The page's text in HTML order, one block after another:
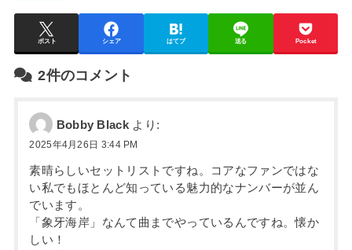
ポスト シェア はてブ 送る Pocket
2件のコメント
Bobby Black より:
2025年4月26日 3:44 PM
素晴らしいセットリストですね。コアなファンではな
い私でもほとんど知っている魅力的なナンバーが並ん
でいます。
「象牙海岸」なんて曲までやっているんですね。懐か
しい！